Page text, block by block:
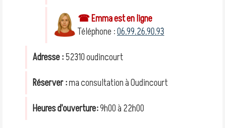
☎ Emma est en ligne
Téléphone :06.99.26.90.93
Adresse :52310 oudincourt
Réserver :ma consultation à Oudincourt
Heures d'ouverture:9h00 à 22h00